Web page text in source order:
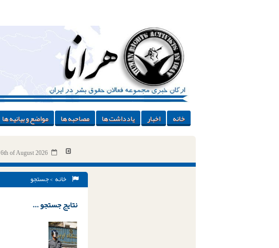
خانه اخبار یادداشت ها مصاحبه ها مواضع و بیانیه ها
6th of August 2026
خانه > جستجو
نتایج جستجو ...